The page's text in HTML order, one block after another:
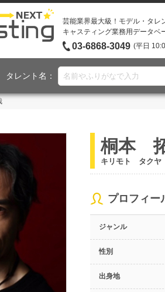
芸能業界最大級！モデル・タレ
キャスティング業務用データベ
03-6868-3049 (平日
タレント名：
桐本
キリモト タクヤ
プロフィー
ジャンル
性別
出身地